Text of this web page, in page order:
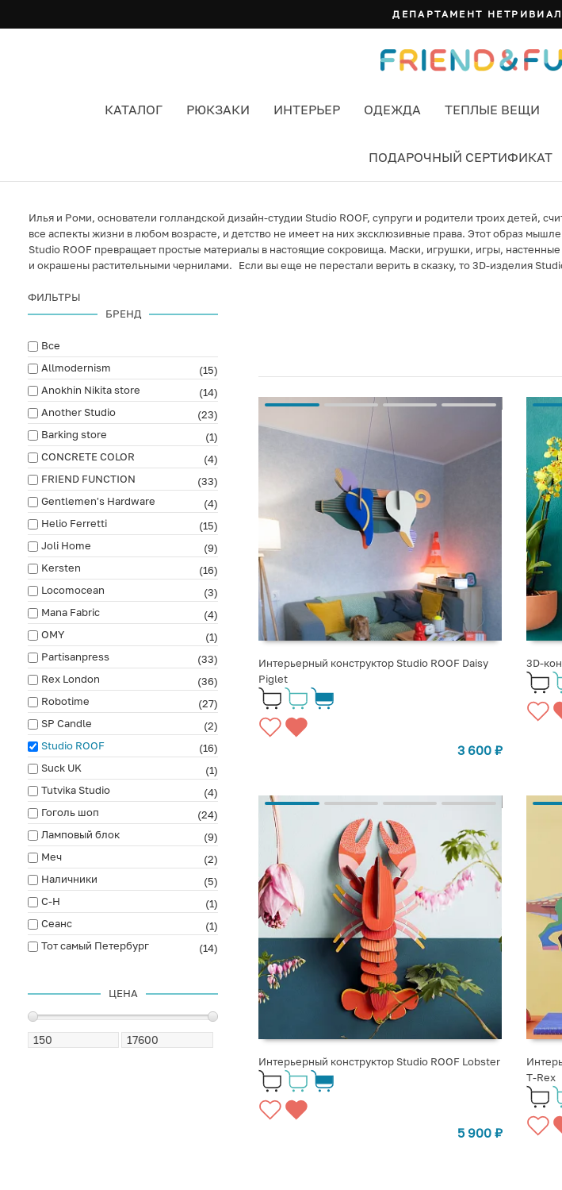
ДЕПАРТАМЕНТ
КАТАЛОГ РЮКЗАКИ ИНТЕРЬЕР ОДЕЖДА ТЕПЛЫЕ ВЕЩИ
ПОДАРОЧНЫЙ СЕРТИФИКАТ
Илья и Роми, основатели голландской дизайн-студии Studio ROOF, супруги и родители троих детей,
все аспекты жизни в любом возрасте, и детство не имеет на них эксклюзивные права. Этот образ
Studio ROOF превращает простые материалы в настоящие сокровища. Маски, игрушки, игры,
и окрашены растительными чернилами. Если вы еще не перестали верить в сказку, то 3D-изделия
ФИЛЬТРЫ
БРЕНД
Все
Allmodernism
(15)
Anokhin Nikita store
(14)
Another Studio
(23)
Barking store
(1)
CONCRETE COLOR
(4)
FRIEND FUNCTION
(33)
Gentlemen's Hardware
(4)
Helio Ferretti
(15)
Joli Home
(9)
Kersten
(16)
Locomocean
(3)
Mana Fabric
(4)
OMY
(1)
Partisanpress
(33)
Rex London
(36)
Robotime
(27)
SP Candle
(2)
Studio ROOF
(16)
Suck UK
(1)
Tutvika Studio
(4)
Гоголь шоп
(24)
Ламповый блок
(9)
Меч
(2)
Наличники
(5)
С-Н
(1)
Сеанс
(1)
Тот самый Петербург
(14)
ЦЕНА
Интерьерный конструктор Studio ROOF Daisy
Piglet
3 600 ₽
3D-
Интерьерный конструктор Studio ROOF Lobster
5 900 ₽
T-Rex